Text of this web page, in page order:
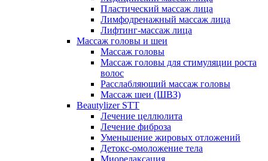
Пластический массаж лица
Лимфодренажный массаж лица
Лифтинг-массаж лица
Массаж головы и шеи
Массаж головы
Массаж головы для стимуляции роста
волос
Расслабляющий массаж головы
Массаж шеи (ШВЗ)
Beautylizer STT
Лечение целлюлита
Лечение фиброза
Уменьшение жировых отложений
Детокс-омоложение тела
Миорелаксация